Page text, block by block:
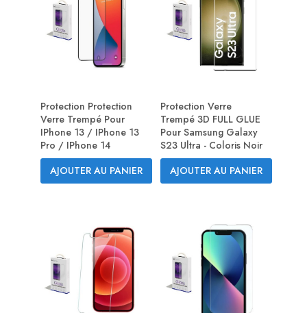
Protection Protection
Verre Trempé Pour
IPhone 13 / IPhone 13
Pro / IPhone 14
AJOUTER AU PANIER
Protection Verre
Trempé 3D FULL GLUE
Pour Samsung Galaxy
S23 Ultra - Coloris Noir
AJOUTER AU PANIER